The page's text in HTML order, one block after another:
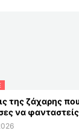
της ζάχαρης
να